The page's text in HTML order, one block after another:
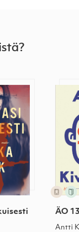
ÄO
ÄO
Antti